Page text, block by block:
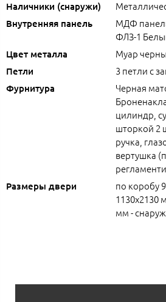
Наличники (снаружи)
Внутренняя панель
МДФ
ФЛЗ-1
Цвет металла Муар
Петли 3 петли с
Фурнитура
Черная
цилиндр,
шторкой 2
ручка,
вертушка
Размеры двери
по коробу
1130х2130
мм -